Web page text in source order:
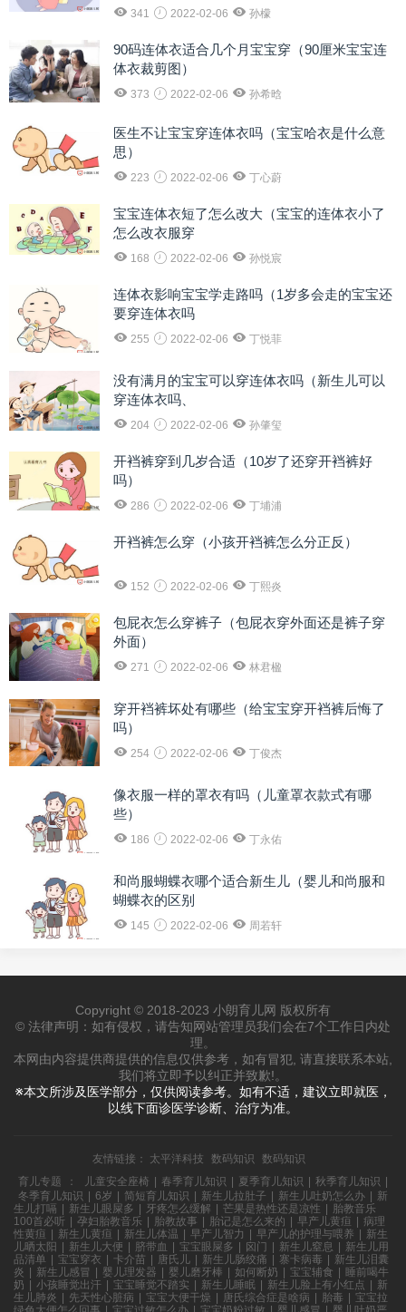
341 2022-02-06 孙檬
90码连体衣适合几个月宝宝穿（90厘米宝宝连
体衣裁剪图）
373 2022-02-06 孙希晗
医生不让宝宝穿连体衣吗（宝宝哈衣是什么意
思）
223 2022-02-06 丁心蔚
宝宝连体衣短了怎么改大（宝宝的连体衣小了
怎么改衣服穿
168 2022-02-06 孙悦宸
连体衣影响宝宝学走路吗（1岁多会走的宝宝还
要穿连体衣吗
255 2022-02-06 丁悦菲
没有满月的宝宝可以穿连体衣吗（新生儿可以
穿连体衣吗、
204 2022-02-06 孙肇玺
开裆裤穿到几岁合适（10岁了还穿开裆裤好
吗）
286 2022-02-06 丁埔浦
开裆裤怎么穿（小孩开裆裤怎么分正反）
152 2022-02-06 丁熙炎
包屁衣怎么穿裤子（包屁衣穿外面还是裤子穿
外面）
271 2022-02-06 林君楹
穿开裆裤坏处有哪些（给宝宝穿开裆裤后悔了
吗）
254 2022-02-06 丁俊杰
像衣服一样的罩衣有吗（儿童罩衣款式有哪
些）
186 2022-02-06 丁永佑
和尚服蝴蝶衣哪个适合新生儿（婴儿和尚服和
蝴蝶衣的区别
145 2022-02-06 周若轩
Copyright © 2018-2023 小朗育儿网 版权所有
© 法律声明：如有侵权，请告知网站管理员我们会在7个工作日内处
理。
本网由内容提供商提供的信息仅供参考，如有冒犯, 请直接联系本站,
我们将立即予以纠正并致歉!。
※本文所涉及医学部分，仅供阅读参考。如有不适，建议立即就医，
以线下面诊医学诊断、治疗为准。
友情链接： 太平洋科技 数码知识
数码知识
育儿专题
： 儿童安全座椅 春季育儿知识 夏季育儿知识 秋季育儿知识
冬季育儿知识
6岁 简短育儿知识 新生儿拉肚子 新生儿吐奶怎么办
新
生儿打嗝
新生儿眼屎多 牙疼怎么缓解 芒果是热性还是凉性
胎教音乐
100首必听
孕妇胎教音乐 胎教故事 胎记是怎么来的 早产儿黄疸
病理
性黄疸
新生儿黄疸 新生儿体温 早产儿智力 早产儿的护理与喂养
新生
儿晒太阳
新生儿大便 脐带血 宝宝眼屎多 囟门 新生儿窒息
新生儿用
品清单
宝宝穿衣 卡介苗 唐氏儿 新生儿肠绞痛 寨卡病毒
新生儿泪囊
炎
新生儿感冒 婴儿理发器 婴儿磨牙棒 如何断奶 宝宝辅食
睡前喝牛
奶
小孩睡觉出汗 宝宝睡觉不踏实 新生儿睡眠 新生儿脸上有小红点
新
生儿肺炎
先天性心脏病 宝宝大便干燥 唐氏综合症是啥病 胎毒
宝宝拉